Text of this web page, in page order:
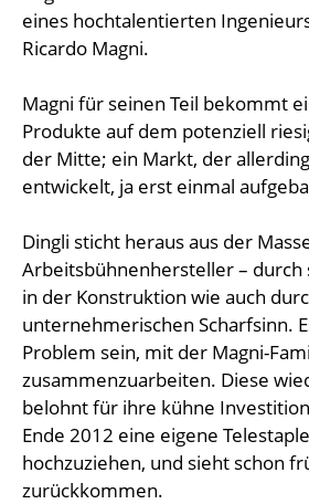
eines hochtalentierten
Ricardo Magni.
Magni für seinen Teil bekommt
Produkte auf dem potenziell
der Mitte; ein Markt, der
entwickelt, ja erst einmal
Dingli sticht heraus aus der
Arbeitsbühnenhersteller – durch
in der Konstruktion wie auch
unternehmerischen Scharfsinn.
Problem sein, mit der Magni-
zusammenzuarbeiten. Diese
belohnt für ihre kühne
Ende 2012 eine eigene
hochzuziehen, und sieht schon
zurückkommen.